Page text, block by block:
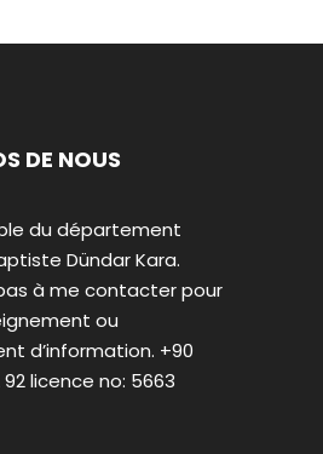
DE NOUS
du département
Dündar Kara.
à me contacter pour
ou
d’information. +90
92 licence no: 5663